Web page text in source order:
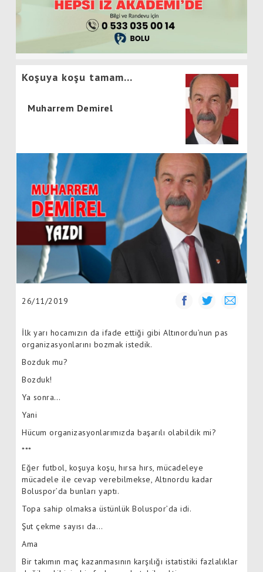
Koşuya koşu tamam…
Muharrem Demirel
26/11/2019
İlk yarı hocamızın da ifade ettiği gibi Altınordu’nun pas
organizasyonlarını bozmak istedik.
Bozduk mu?
Bozduk!
Ya sonra…
Yani
Hücum organizasyonlarımızda başarılı olabildik mi?
***
Eğer futbol, koşuya koşu, hırsa hırs, mücadeleye
mücadele ile cevap verebilmekse, Altınordu kadar
Boluspor’da bunları yaptı.
Topa sahip olmaksa üstünlük Boluspor’da idi.
Şut çekme sayısı da…
Ama
Bir takımın maç kazanmasının karşılığı istatistiki fazlalıklar